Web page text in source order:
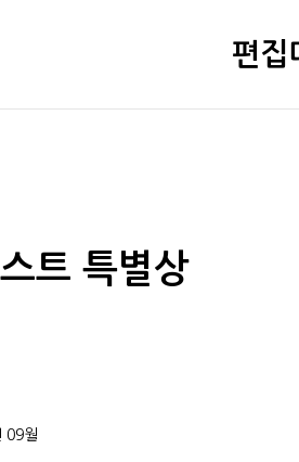
편집
트 특별상
09월